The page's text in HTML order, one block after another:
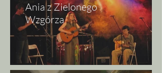
Ania z Zielonego
Wzgórza